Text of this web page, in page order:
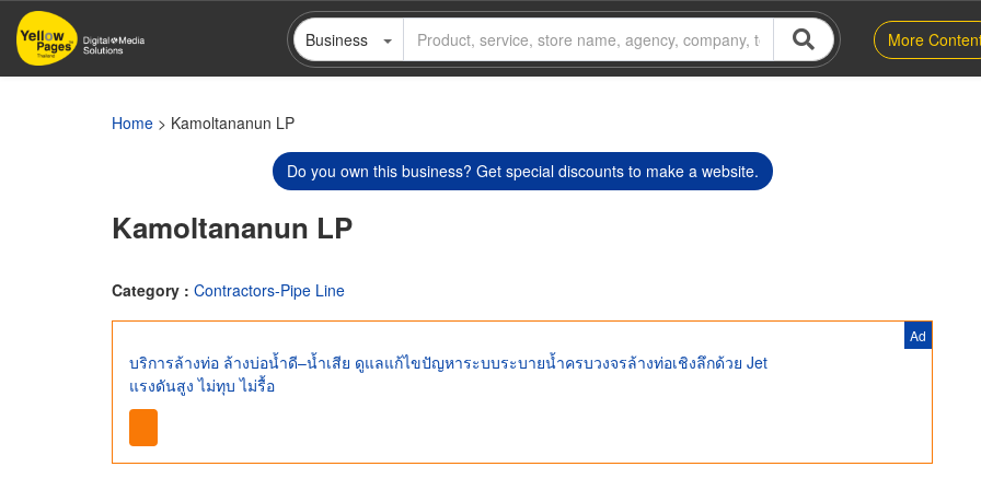
Skip
main
Business More
Home > Kamoltananun LP
Do you own this business? Get special discounts to make a website.
Kamoltananun LP
Category : Contractors-Pipe Line
Ad
บริการล้างท่อ ล้างบ่อน้ำดี–น้ำเสีย ดูแลแก้ไขปัญหาระบบระบายน้ำครบวงจรล้างท่อเชิงลึกด้วย Jet
แรงดันสูง ไม่ทุบ ไม่รื้อ